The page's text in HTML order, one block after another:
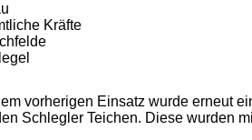
Kräfte
vorherigen Einsatz wurde erneut
Schlegler Teichen. Diese wurden